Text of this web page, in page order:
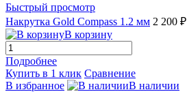
Быстрый просмотр
Накрутка Gold Compass 1.2 мм 2 200 ₽
В корзину
Подробнее
Купить в 1 клик Сравнение
В избранное
В наличии